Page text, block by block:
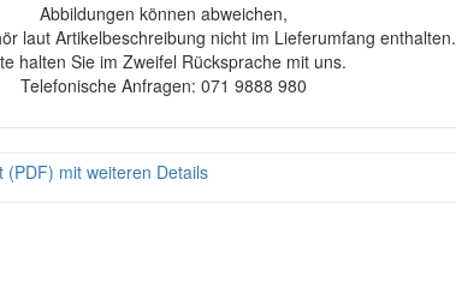
Abbildungen können abweichen,
laut Artikelbeschreibung nicht im Lieferumfang enthalten.
halten Sie im Zweifel Rücksprache mit uns.
Telefonische Anfragen: 071 9888 980
(PDF) mit weiteren Details